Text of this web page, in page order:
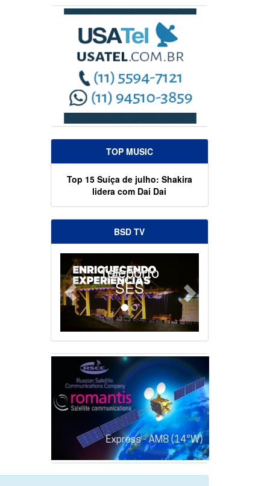
TOP MUSIC
Top 15 Suíça de julho: Shakira
lidera com Dai Dai
BSD TV
Teleporto
SES